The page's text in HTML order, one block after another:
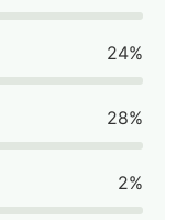
24%
28%
2%